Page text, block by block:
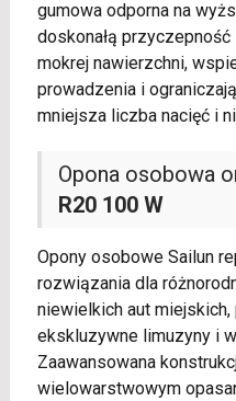
gumowa odporna na
doskonałą
mokrej nawierzchni,
prowadzenia i
mniejsza liczba nacięć i
Opona osobowa
R20 100 W
Opony osobowe Sailun
rozwiązania dla
niewielkich aut
ekskluzywne limuzyny i
Zaawansowana
wielowarstwowym